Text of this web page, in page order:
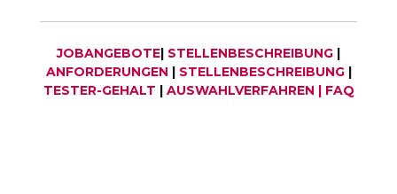
JOBANGEBOTE| STELLENBESCHREIBUNG |
ANFORDERUNGEN | STELLENBESCHREIBUNG|
TESTER-GEHALT | AUSWAHLVERFAHREN | FAQ